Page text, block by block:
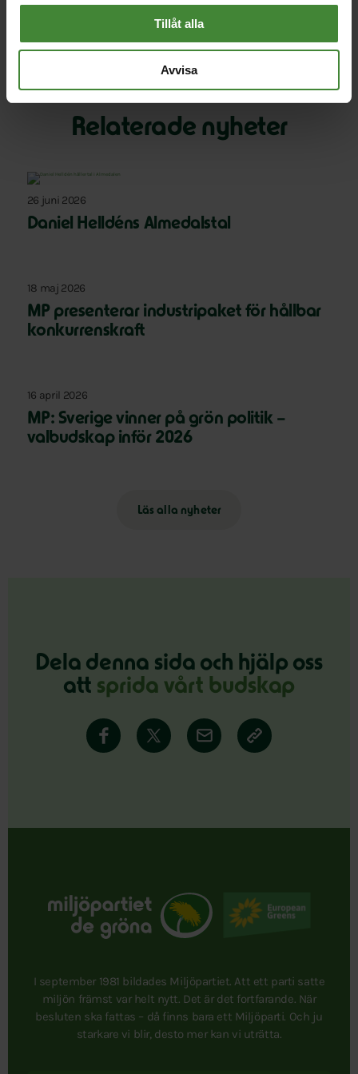
Tillåt alla
Avvisa
Relaterade nyheter
26 juni 2026
Daniel Helldéns Almedalstal
18 maj 2026
MP presenterar industripaket för hållbar
konkurrenskraft
16 april 2026
MP: Sverige vinner på grön politik –
valbudskap inför 2026
Läs alla nyheter
Dela denna sida och hjälp oss
att sprida vårt budskap
I september 1981 bildades Miljöpartiet. Att ett parti satte
miljön främst var helt nytt. Det är det fortfarande. När
besluten ska fattas – då finns bara ett Miljöparti. Och ju
starkare vi blir, desto mer kan vi uträtta.